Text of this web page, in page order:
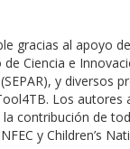
gracias al apoyo
Ciencia e
y
Los
la contribución de
y Children’s